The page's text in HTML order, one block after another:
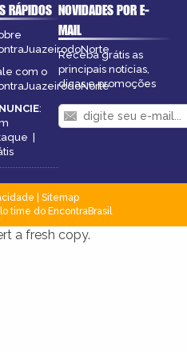
RÁPIDOS
com o
:
|
NOVIDADES POR E-
MAIL
Receba grátis as
principais notícias,
dicas e promoções
Sitemap
time do EncontraBrasil
a fresh copy.